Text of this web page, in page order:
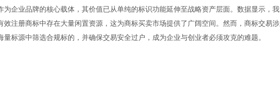
企业品牌的核心载体，其价值已从单纯的标识功能延伸至战略资产层面。数据显示，
注册商标中存在大量闲置资源，这为商标买卖市场提供了广阔空间。然而，商标交易
标源中筛选合规标的，并确保交易安全过户，成为企业与创业者必须攻克的难题。